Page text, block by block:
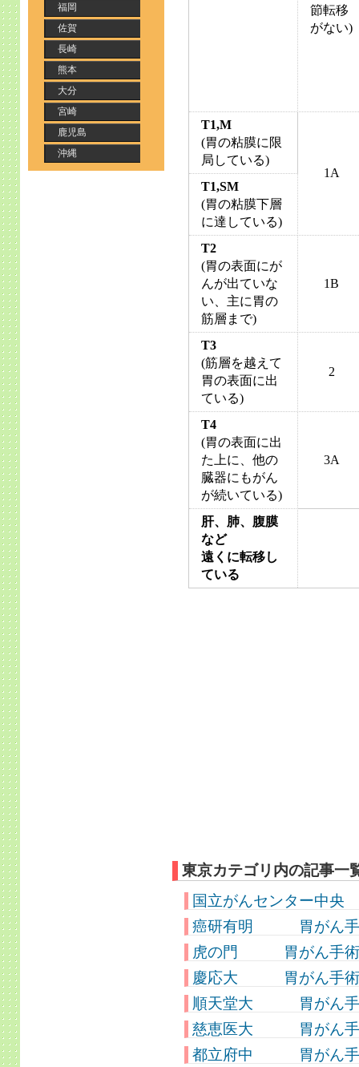
節転移
がない)
T1,M
(胃の粘膜に限
局している)
1A
T1,SM
(胃の粘膜下層
に達している)
T2
(胃の表面にが
んが出ていな
い、主に胃の
筋層まで)
1B
T3
(筋層を越えて
胃の表面に出
ている)
2
T4
(胃の表面に出
た上に、他の
臓器にもがん
が続いている)
3A
肝、肺、腹膜
など
遠くに転移し
ている
東京カテゴリ内の記事一
国立がんセンター中
癌研有明 胃がん手
虎の門 胃がん手術
慶応大 胃がん手術
順天堂大 胃がん手
慈恵医大 胃がん手
都立府中 胃がん手
福岡
佐賀
長崎
熊本
大分
宮崎
鹿児島
沖縄